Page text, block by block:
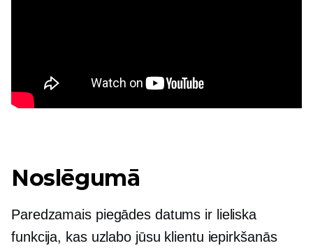
Noslēgumā
Paredzamais piegādes datums ir lieliska
funkcija, kas uzlabo jūsu klientu iepirkšanās